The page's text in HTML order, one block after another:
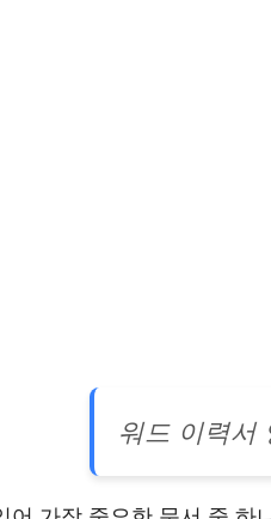
워드 이력서